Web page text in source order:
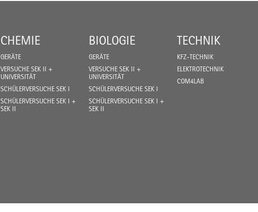
CHEMIE
GERÄTE
VERSUCHE SEK II +
UNIVERSITÄT
SCHÜLERVERSUCHE SEK I
SCHÜLERVERSUCHE SEK I +
SEK II
BIOLOGIE
GERÄTE
VERSUCHE SEK II +
UNIVERSITÄT
SCHÜLERVERSUCHE SEK I
SCHÜLERVERSUCHE SEK I +
SEK II
TECHNIK
KFZ-TECHNIK
ELEKTROTECHNIK
COM4LAB